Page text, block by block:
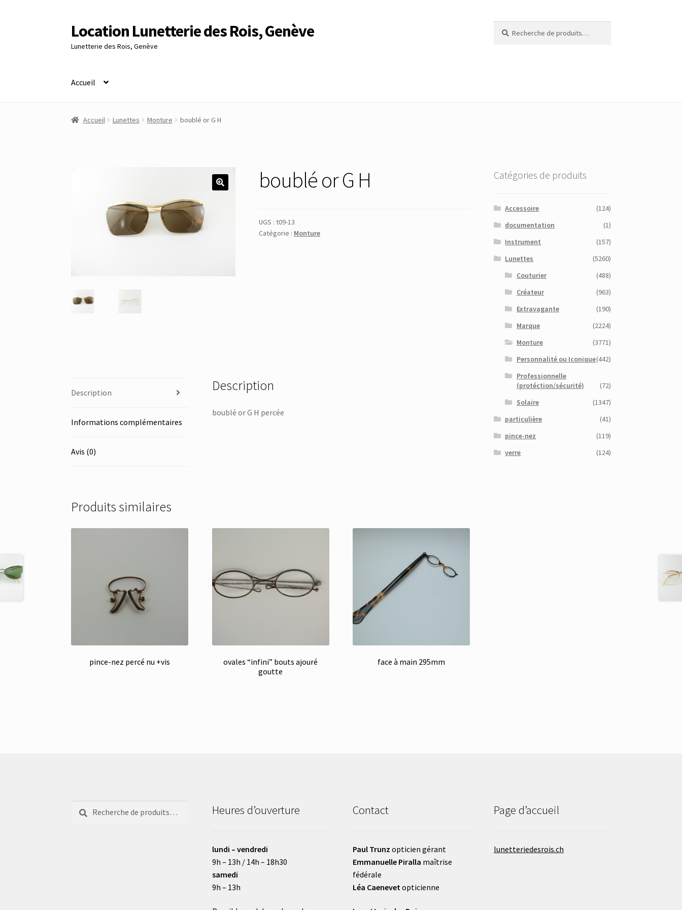
Aller
à
la
Aller
au
contenu
Location Lunetterie des Rois, Genève
Lunetterie des Rois, Genève
pour :
Accueil
Accueil Altimètre Artaria Genève Commande
Accueil Lunettes Monture boublé or G H
boublé or G H
UGS :t09-13
Catégorie : Monture
Description
Informations complémentaires
Avis (0)
Description
boublé or G H percée
Produits similaires
pince-nez percé nu +vis
ovales “infini” bouts ajouré
goutte
face à main 295mm
Catégories de produits
Accessoire
(124)
documentation
(1)
Instrument
(157)
Lunettes
(5260)
Couturier
(488)
Créateur
(963)
Extravagante
(190)
Marque
(2224)
Monture
(3771)
Personnalité ou Iconique(442)
Professionnelle
(protéction/sécurité)
(72)
Solaire
(1347)
particulière
(41)
pince-nez
(119)
verre
(124)
Recherche
pour :
Recherche Heures d’ouverture
lundi – vendredi
9h – 13h / 14h – 18h30
samedi
9h – 13h
Contact
Paul Trunz opticien gérant
Emmanuelle Piralla maîtrise
fédérale
Léa Caenevet opticienne
Page d’accueil
lunetteriedesrois.ch